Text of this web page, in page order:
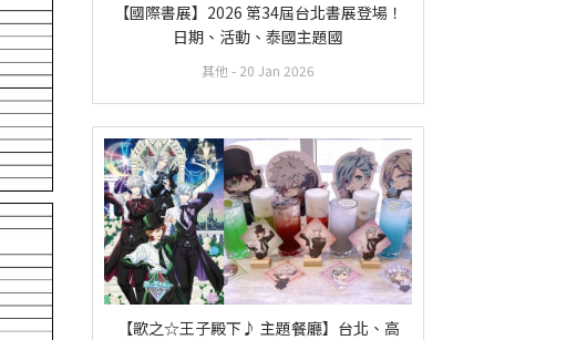
【國際書展】2026 第34屆台北書展登場！
日期、活動、泰國主題國
其他 - 20 Jan 2026
【歌之☆王子殿下♪ 主題餐廳】台北、高